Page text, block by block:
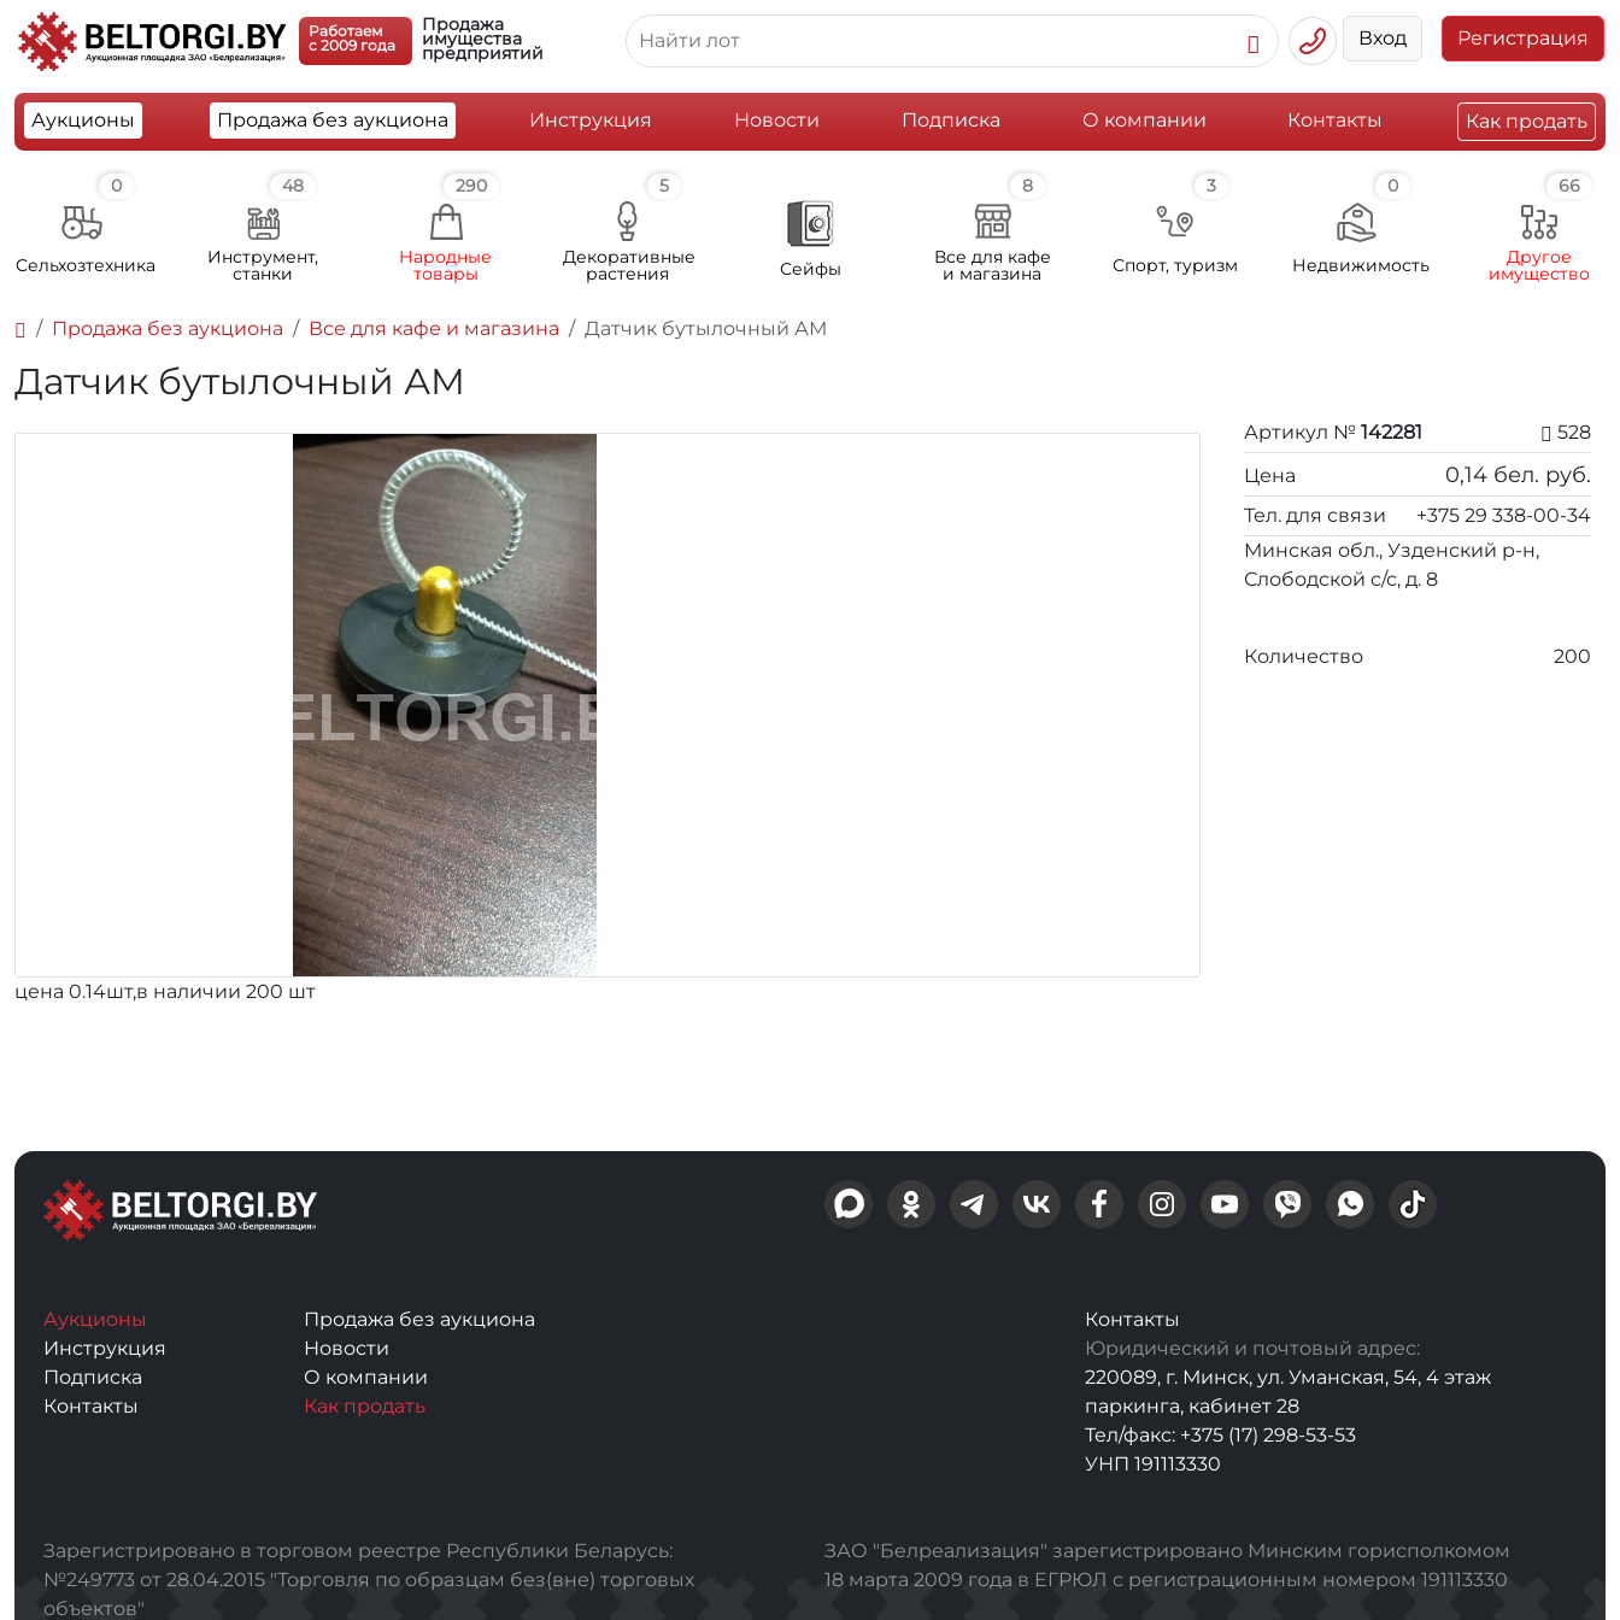
Работаем
c 2009 года
Продажа
имущества
предприятий
Вход Регистрация
Аукционы Продажа без аукциона Инструкция Новости Подписка О компании Контакты Как продать
0
Cельхозтехника
48
Инструмент,
станки
290
Народные
товары
5
Декоративные
растения Сейфы
8
Все для кафе
и магазина
3
Спорт, туризм
0
Недвижимость
66
Другое
имущество
Продажа без аукциона Все для кафе и магазина Датчик бутылочный АМ
Датчик бутылочный АМ
цена 0.14шт,в наличии 200 шт
Артикул № 142281
528
Цена
0,14 бел. руб.
Тел. для связи
+375 29 338-00-34
Минская обл., Узденский р-н,
Слободской с/с, д. 8
Количество 200
Аукционы
Продажа без аукциона
Инструкция
Новости
Подписка
О компании
Контакты
Как продать
Контакты
Юридический и почтовый адрес:
220089, г. Минск, ул. Уманская, 54, 4 этаж
паркинга, кабинет 28
Тел/факс: +375 (17) 298-53-53
УНП 191113330
Зарегистрировано в торговом реестре Республики Беларусь:
№249773 от 28.04.2015 "Торговля по образцам без(вне) торговых
объектов"
ЗАО "Белреализация" зарегистрировано Минским горисполкомом
18 марта 2009 года в ЕГРЮЛ с регистрационным номером 191113330